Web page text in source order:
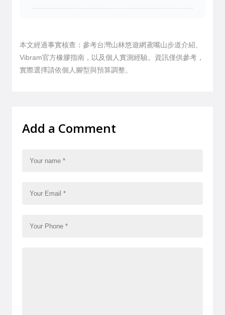
本文經過事實核查：參考台灣山林悠遊網鳶嘴山步道介紹、
Vibram官方橡膠指南，以及個人實測經驗。資訊僅供參考，
實際選擇請依個人腳型與預算調整。
Add a Comment